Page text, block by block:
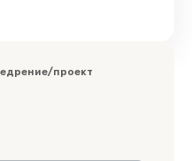
проект